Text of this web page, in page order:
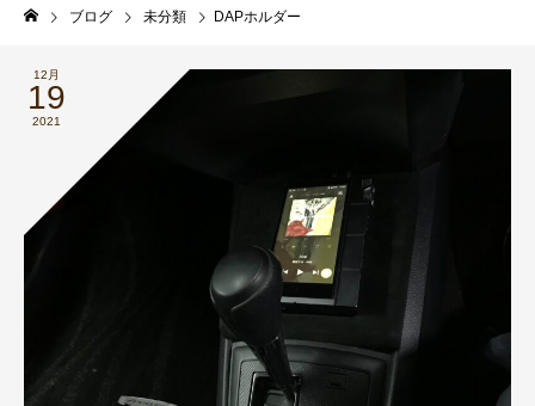
ブログ 未分類 DAPホルダー
12月
19
2021